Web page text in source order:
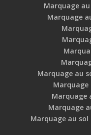
Marquage
Marquage
Marquage au
Marquage
Marquage
Marquage
Marquage au